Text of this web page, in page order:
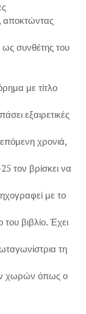
αποκτώντας
ως συνθέτης του
με τίτλο
εξαιρετικές
χρονιά,
τον βρίσκει να
με το
βιβλίο. Έχει
τη
χωρών όπως ο